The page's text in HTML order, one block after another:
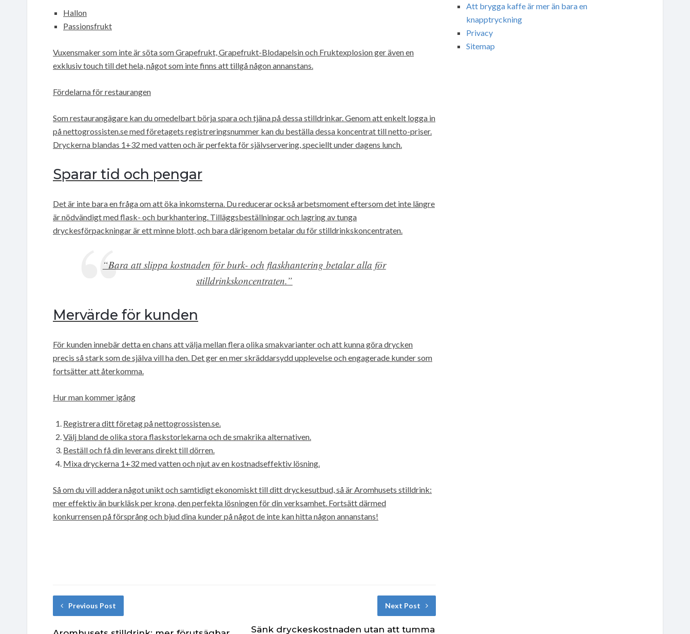
Hallon
Passionsfrukt
Vuxensmaker som inte är söta som Grapefrukt, Grapefrukt-Blodapelsin och Fruktexplosion ger även en
exklusiv touch till det hela, något som inte finns att tillgå någon annanstans.
Fördelarna för restaurangen
Som restaurangägare kan du omedelbart börja spara och tjäna på dessa stilldrinkar. Genom att enkelt logga in
på nettogrossisten.se med företagets registreringsnummer kan du beställa dessa koncentrat till netto-priser.
Dryckerna blandas 1+32 med vatten och är perfekta för självservering, speciellt under dagens lunch.
Sparar tid och pengar
Det är inte bara en fråga om att öka inkomsterna. Du reducerar också arbetsmoment eftersom det inte längre
är nödvändigt med flask- och burkhantering. Tilläggsbeställningar och lagring av tunga
dryckesförpackningar är ett minne blott, och bara därigenom betalar du för stilldrinkskoncentraten.
“Bara att slippa kostnaden för burk- och flaskhantering betalar alla för
stilldrinkskoncentraten.”
Mervärde för kunden
För kunden innebär detta en chans att välja mellan flera olika smakvarianter och att kunna göra drycken
precis så stark som de själva vill ha den. Det ger en mer skräddarsydd upplevelse och engagerade kunder som
fortsätter att återkomma.
Hur man kommer igång
Registrera ditt företag på nettogrossisten.se.
Välj bland de olika stora flaskstorlekarna och de smakrika alternativen.
Beställ och få din leverans direkt till dörren.
Mixa dryckerna 1+32 med vatten och njut av en kostnadseffektiv lösning.
Så om du vill addera något unikt och samtidigt ekonomiskt till ditt dryckesutbud, så är Aromhusets stilldrink:
mer effektiv än burkläsk per krona, den perfekta lösningen för din verksamhet. Fortsätt därmed
konkurrensen på försprång och bjud dina kunder på något de inte kan hitta någon annanstans!
Previous Post Next Post
Sänk dryckeskostnaden utan att tumma
Att brygga kaffe är mer än bara en
knapptryckning
Privacy
Sitemap